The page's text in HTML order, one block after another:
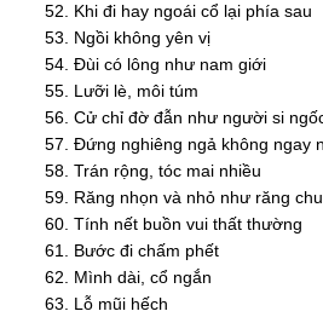
Khi đi hay ngoái cổ lại phía sau
Ngồi không yên vị
Đùi có lông như nam giới
Lưỡi lè, môi túm
Cử chỉ đờ đẫn như người si
Đứng nghiêng ngả không ngay
Trán rộng, tóc mai nhiều
Răng nhọn và nhỏ như răng
Tính nết buồn vui thất thường
Bước đi chấm phết
Mình dài, cổ ngắn
Lỗ mũi hếch